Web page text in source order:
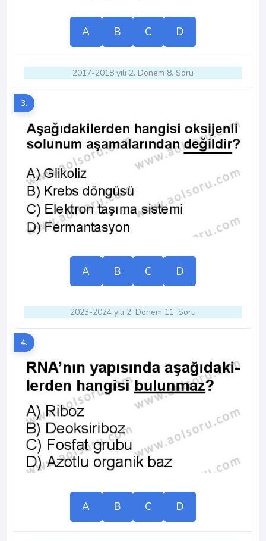
A B C D
2017-2018 yılı 2. Dönem 8. Soru
3.
A B C D
2023-2024 yılı 2. Dönem 11. Soru
4.
A B C D